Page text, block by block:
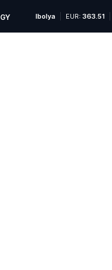
Ibolya EUR: 363.51